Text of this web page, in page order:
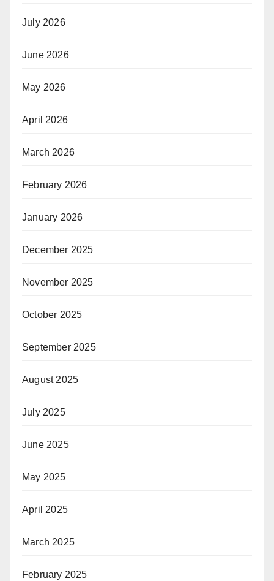
July 2026
June 2026
May 2026
April 2026
March 2026
February 2026
January 2026
December 2025
November 2025
October 2025
September 2025
August 2025
July 2025
June 2025
May 2025
April 2025
March 2025
February 2025